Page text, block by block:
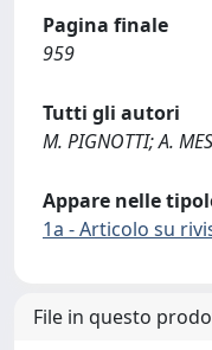
Pagina finale
959
Tutti gli autori
M. PIGNOTTI; A.
Appare nelle
1a - Articolo su
File in questo